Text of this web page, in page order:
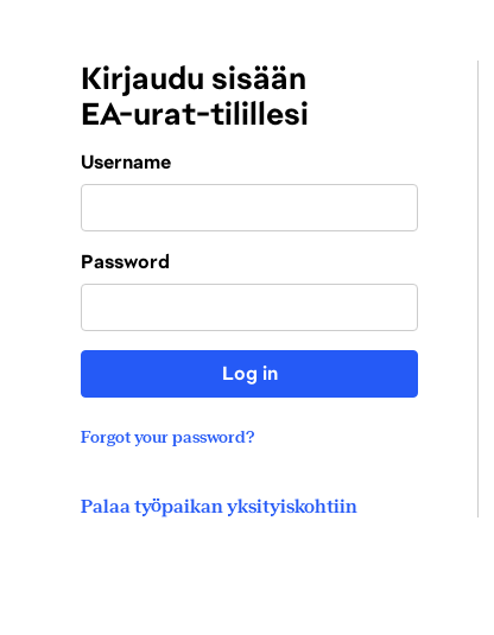
Kirjaudu sisään
EA-urat-tilillesi
Login
Username
Password
Log in
Forgot your password?
Palaa työpaikan yksityiskohtiin